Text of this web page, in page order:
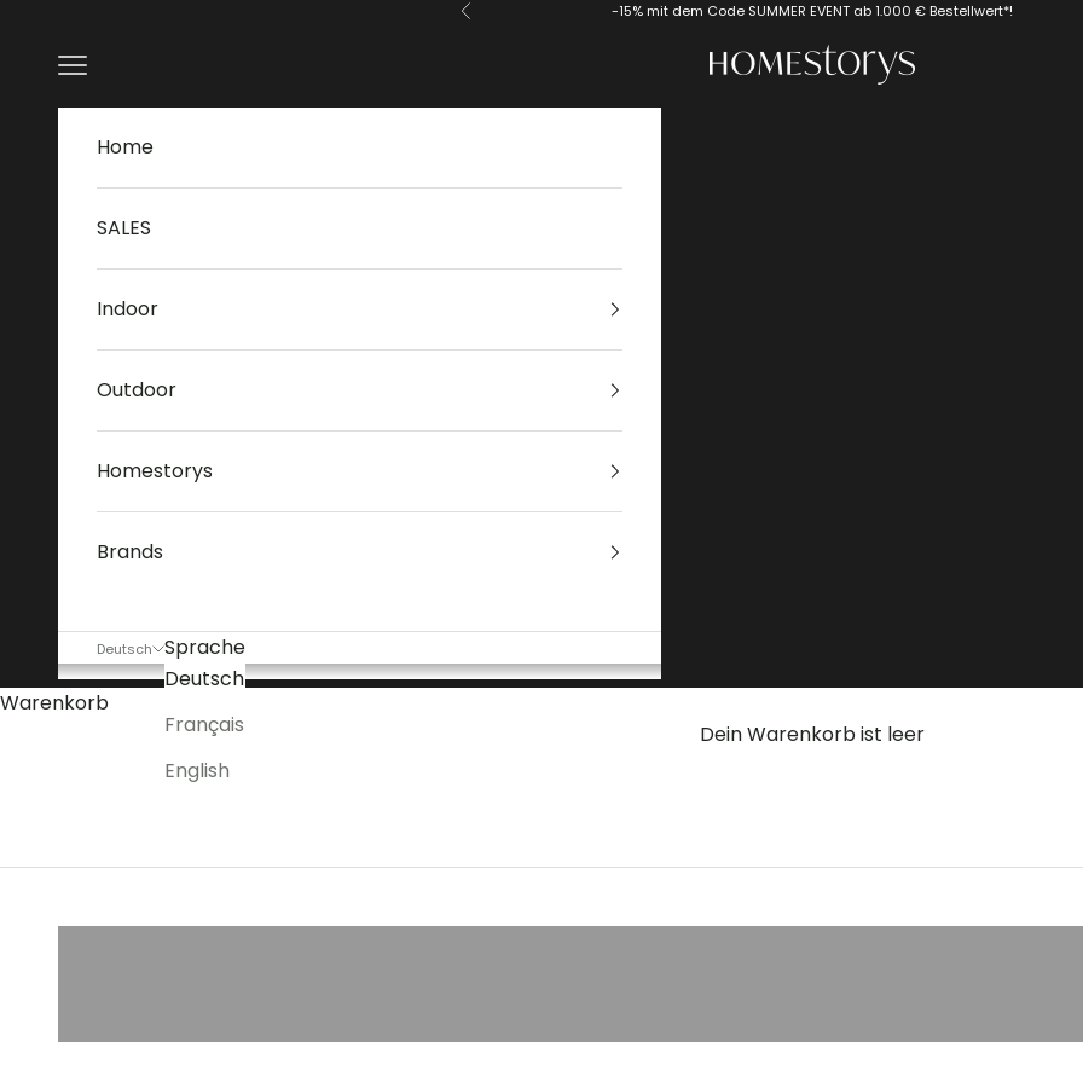
Zurück -15% mit dem Code SUMMER EVENT ab 1.000 € Bestellwert*!
Homestorys
Menü
Home
SALES
Indoor
Outdoor
Homestorys
Brands
Deutsch
Sprache
Deutsch
Français
English
Warenkorb
Dein Warenkorb ist leer
Lento Gartenmöbel – Der Luxus der Langsamkeit von Vincent Sheppard
KODO DAVID LOOP